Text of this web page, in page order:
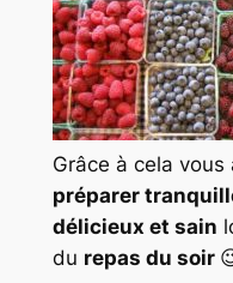
Grâce à cela vous
préparer
délicieux et sain
du repas du soir